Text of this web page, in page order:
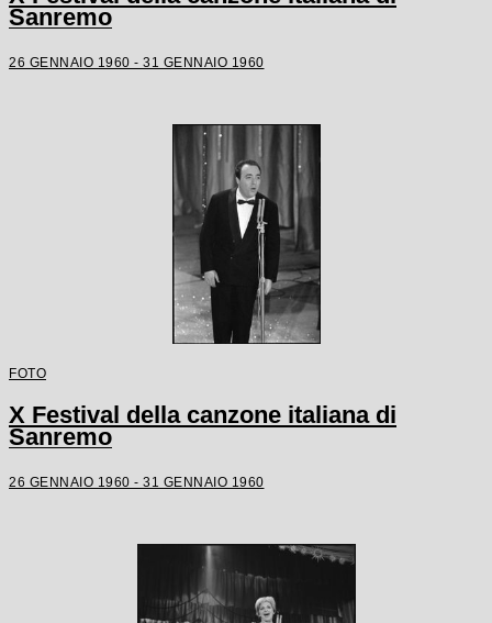
Sanremo
26 GENNAIO 1960 - 31 GENNAIO 1960
FOTO
X Festival della canzone italiana di
Sanremo
26 GENNAIO 1960 - 31 GENNAIO 1960